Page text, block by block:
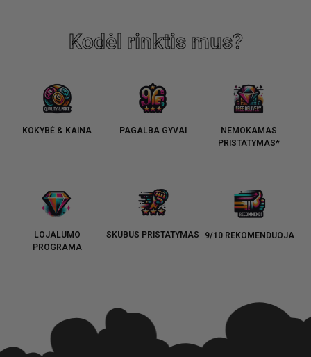
Kodėl rinktis mus?
KOKYBĖ & KAINA PAGALBA GYVAI
NEMOKAMAS
PRISTATYMAS*
LOJALUMO
PROGRAMA
SKUBUS PRISTATYMAS 9/10 REKOMENDUOJA